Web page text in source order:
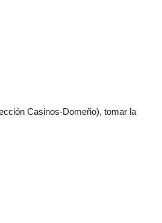
Casinos-Domeño), tomar la